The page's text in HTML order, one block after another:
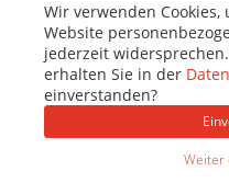
Wir verwenden
Website
jederzeit
erhalten Sie in der
einverstanden?
Weiter